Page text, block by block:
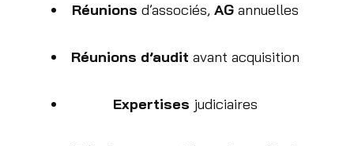
Réunions d’associés, AGannuelles
Réunions d’audit avant acquisition
Expertises judiciaires